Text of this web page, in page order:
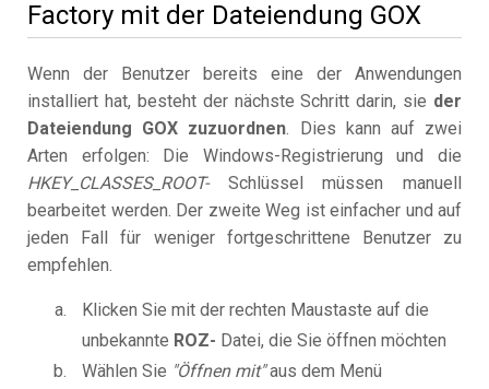
Factory mit der Dateiendung GOX
Wenn der Benutzer bereits eine der Anwendungen
installiert hat, besteht der nächste Schritt darin, sie der
Dateiendung GOX zuzuordnen. Dies kann auf zwei
Arten erfolgen: Die Windows-Registrierung und die
HKEY_CLASSES_ROOT-Schlüssel müssen manuell
bearbeitet werden. Der zweite Weg ist einfacher und auf
jeden Fall für weniger fortgeschrittene Benutzer zu
empfehlen.
Klicken Sie mit der rechten Maustaste auf die
unbekannte ROZ- Datei, die Sie öffnen möchten
Wählen Sie "Öffnen mit"aus dem Menü